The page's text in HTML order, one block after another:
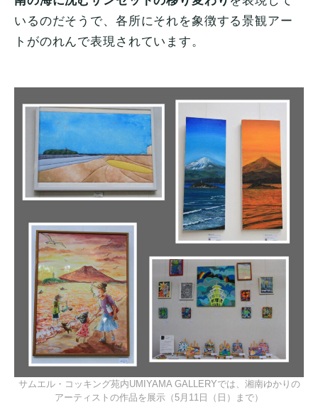
いるのだそうで、各所にそれを象徴する景観アー
トがのれんで表現されています。
サムエル・コッキング苑内UMIYAMA GALLERYでは、湘南ゆかりの
アーティストの作品を展示（5月11日（日）まで）